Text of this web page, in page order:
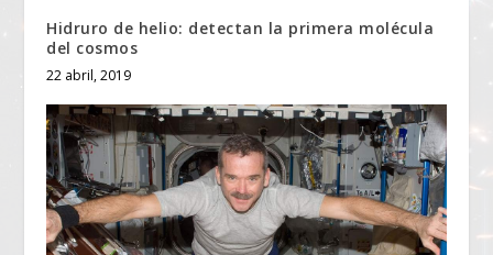
Hidruro de helio: detectan la primera molécula
del cosmos
22 abril, 2019